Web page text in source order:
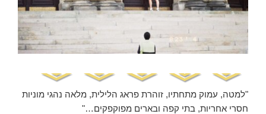
"למטה, עמוק מתחתיו, זוהרת פראג הלילית, מלאה נהגי מוניות
חסרי אחריות, בתי קפה ובארים מפוקפקים…"